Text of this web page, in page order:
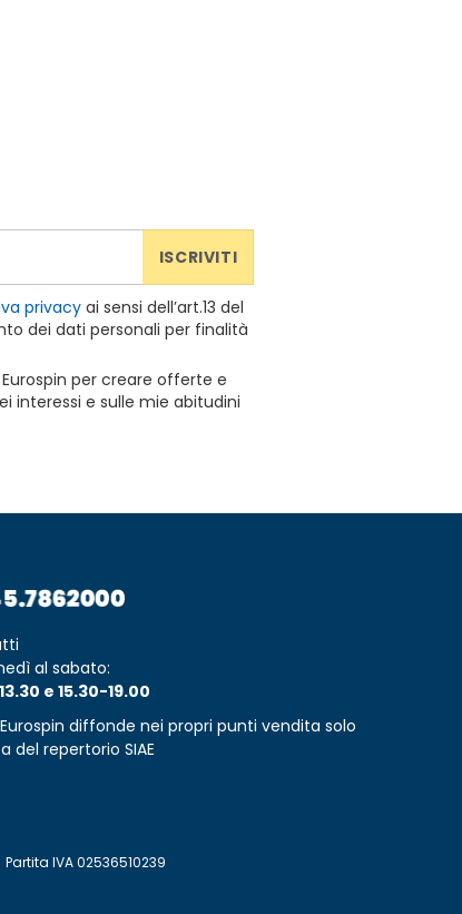
ISCRIVITI
privacyai sensi dell’art.13 del
dei dati personali per finalità
per creare offerte e
interessi e sulle mie abitudini
al sabato:
e 15.30-19.00
diffonde nei propri punti vendita solo
del repertorio SIAE
Partita IVA 02536510239